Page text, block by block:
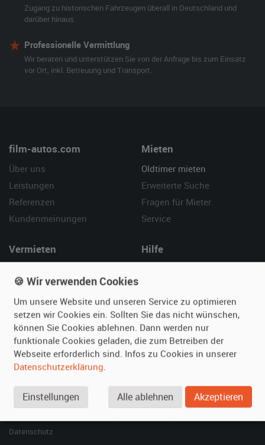
Zugang zu historischen Fahrzeugen überall in Deutschland und
darüber hinaus.
Professionelle Vermittlung
Wir beraten und unterstützen Sie von der Anfrage bis zum Einsatz
vor Ort, inkl. Betreuung und Transport.
film-autos.com
Über uns
Leistungen
Referenzen
Kundenmeinungen
Mieten
Oldtimer mieten
Erweiterte Suche
Fragen für Mieter
Service
Vermieten
Fotos senden
Fragen für Vermieter
Inserat verwalten
Hilfe
Kontakt
SPECIAL
Berühmte Filmautos –
Datenschutz
🍪 Wir verwenden Cookies
Um unsere Website und unseren Service zu optimieren
setzen wir Cookies ein. Sollten Sie das nicht wünschen,
können Sie Cookies ablehnen. Dann werden nur
funktionale Cookies geladen, die zum Betreiben der
Webseite erforderlich sind. Infos zu Cookies in unserer
Datenschutzerklärung.
Einstellungen Alle ablehnen Akzeptieren